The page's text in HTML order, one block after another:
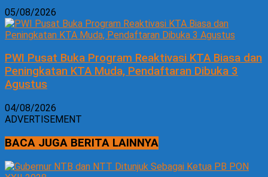
05/08/2026
PWI Pusat Buka Program Reaktivasi KTA Biasa dan
Peningkatan KTA Muda, Pendaftaran Dibuka 3
Agustus
04/08/2026
ADVERTISEMENT
BACA JUGA BERITA LAINNYA